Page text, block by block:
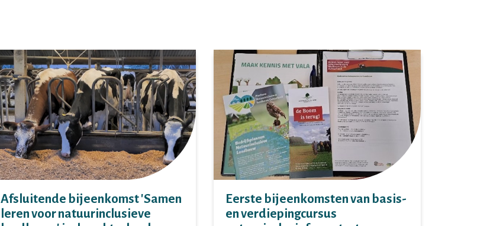
Afsluitende bijeenkomst 'Samen
leren voor natuurinclusieve
Eerste bijeenkomsten van basis-
en verdiepingcursus